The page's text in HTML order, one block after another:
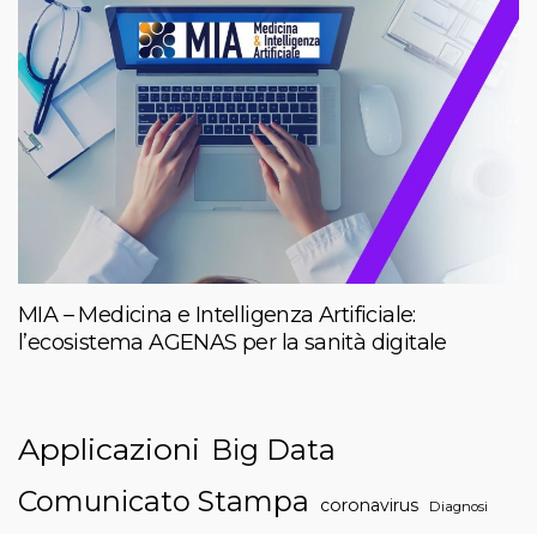
MIA – Medicina e Intelligenza Artificiale:
l’ecosistema AGENAS per la sanità digitale
Applicazioni Big Data
Comunicato Stampa
coronavirus Diagnosi